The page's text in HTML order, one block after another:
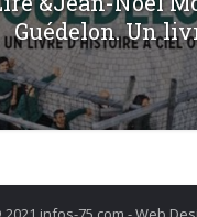
Guédelon. Un